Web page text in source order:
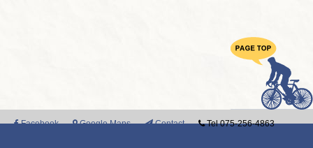
Facebook Google Maps Contact Tel 075-256-4863